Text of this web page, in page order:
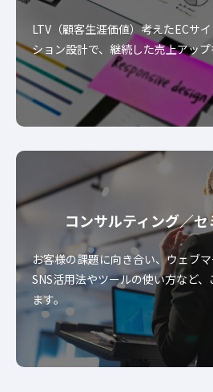
LTV（顧客生涯価値）考えたECサ
ション設計で、継続した売上アップ
コンサルティング／セ
お客様の課題に向き合い、ウェブマ
SNS活用法やツールの使い方など
ます。